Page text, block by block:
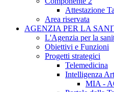
Attestazione
Area riservata
AGENZIA PER LA
L'Agenzia per la
Obiettivi e Funzioni
Progetti strategici
Telemedicina
Intelligenza
MIA -